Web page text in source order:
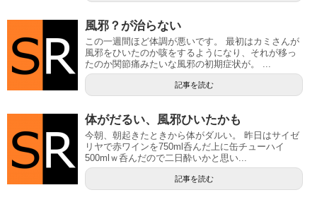
風邪？が治らない
この一週間ほど体調が悪いです。 最初はカミさんが
風邪をひいたのか咳をするようになり、それが移っ
たのか関節痛みたいな風邪の初期症状が。 ...
記事を読む
体がだるい、風邪ひいたかも
今朝、朝起きたときから体がダルい。 昨日はサイゼ
リヤで赤ワインを750ml呑んだ上に缶チューハイ
500mlｗ呑んだので二日酔いかと思い...
記事を読む